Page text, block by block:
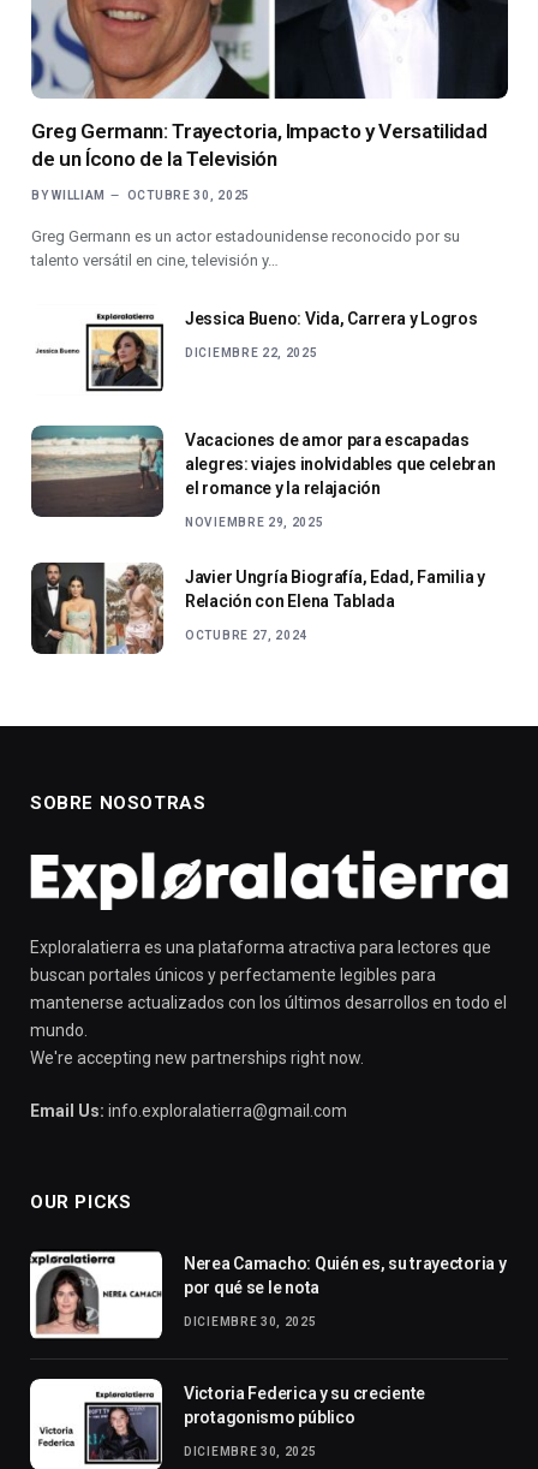
Greg Germann: Trayectoria, Impacto y Versatilidad
de un Ícono de la Televisión
BY WILLIAM OCTUBRE 30, 2025
Greg Germann es un actor estadounidense reconocido por su
talento versátil en cine, televisión y…
Jessica Bueno: Vida, Carrera y Logros
DICIEMBRE 22, 2025
Vacaciones de amor para escapadas
alegres: viajes inolvidables que celebran
el romance y la relajación
NOVIEMBRE 29, 2025
Javier Ungría Biografía, Edad, Familia y
Relación con Elena Tablada
OCTUBRE 27, 2024
SOBRE NOSOTRAS
Exploralatierra es una plataforma atractiva para lectores que
buscan portales únicos y perfectamente legibles para
mantenerse actualizados con los últimos desarrollos en todo el
mundo.
We're accepting new partnerships right now.
Email Us: info.exploralatierra@gmail.com
OUR PICKS
Nerea Camacho: Quién es, su trayectoria y
por qué se le nota
DICIEMBRE 30, 2025
Victoria Federica y su creciente
protagonismo público
DICIEMBRE 30, 2025